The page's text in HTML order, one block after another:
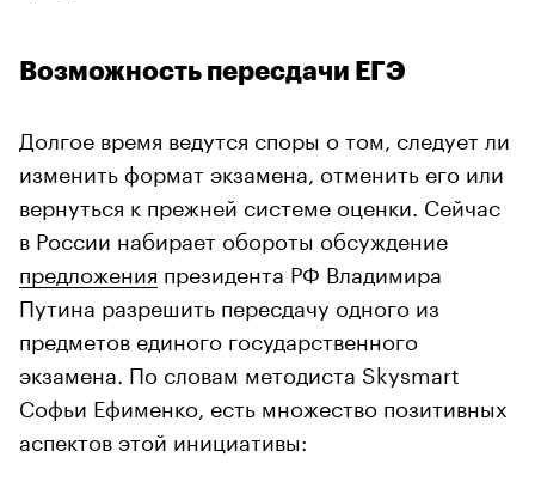
Возможность пересдачи ЕГЭ
Долгое время ведутся споры о том, следует ли
изменить формат экзамена, отменить его или
вернуться к прежней системе оценки. Сейчас
в России набирает обороты обсуждение
предложения президента РФ Владимира
Путина разрешить пересдачу одного из
предметов единого государственного
экзамена. По словам методиста Skysmart
Софьи Ефименко, есть множество позитивных
аспектов этой инициативы: